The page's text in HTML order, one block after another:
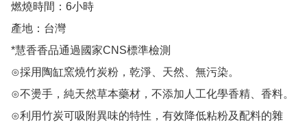
燃燒時間：6小時
產地：台灣
*慧香香品通過國家CNS標準檢測
⊙採用陶缸窯燒竹炭粉，乾淨、天然、無污染。
⊙不燙手，純天然草本藥材，不添加人工化學香精、香料。
⊙利用竹炭可吸附異味的特性，有效降低粘粉及配料的雜